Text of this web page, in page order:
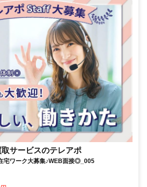
サービスのテレアポ
宅ワーク大募集♪WEB面接◎_005